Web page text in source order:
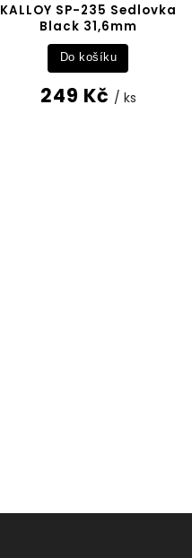
KALLOY SP-235 Sedlovka
Black 31,6mm
249 Kč / ks
Do košíku